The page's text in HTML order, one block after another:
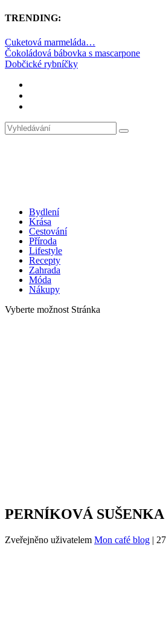
TRENDING:
Cuketová marmeláda…
Čokoládová bábovka s mascarpone
Dobčické rybníčky
Bydlení
Krása
Cestování
Příroda
Lifestyle
Recepty
Zahrada
Móda
Nákupy
Vyberte možnost Stránka
PERNÍKOVÁ
Zveřejněno uživatelem Mon café blog |